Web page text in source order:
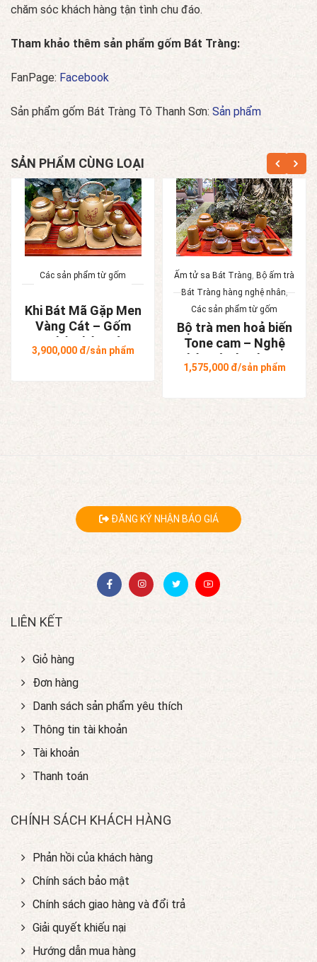
chăm sóc khách hàng tận tình chu đáo.
Tham khảo thêm sản phẩm gốm Bát Tràng:
FanPage: Facebook
Sản phẩm gốm Bát Tràng Tô Thanh Sơn: Sản phẩm
SẢN PHẨM CÙNG LOẠI
Các sản phẩm từ gốm
Khi Bát Mã Gặp Men
Vàng Cát – Gốm
Nghệ Nhân Bát
Tràng
3,900,000đ/sản phẩm
Ấm tử sa Bát Tràng Bộ ấm trà
Bát Tràng hàng nghệ nhân,
Các sản phẩm từ gốm
Bộ trà men hoả biến
Tone cam – Nghệ
nhân Tô Thanh Sơn
1,575,000đ/sản phẩm
ĐĂNG KÝ NHẬN BÁO GIÁ
LIÊN KẾT
Giỏ hàng
Đơn hàng
Danh sách sản phẩm yêu thích
Thông tin tài khoản
Tài khoản
Thanh toán
CHÍNH SÁCH KHÁCH HÀNG
Phản hồi của khách hàng
Chính sách bảo mật
Chính sách giao hàng và đổi trả
Giải quyết khiếu nại
Hướng dẫn mua hàng